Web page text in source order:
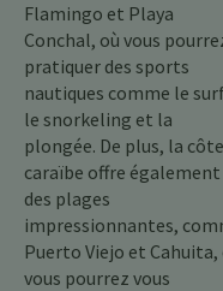
Flamingo et Playa
Conchal, où vous
pratiquer des sports
nautiques comme le
le snorkeling et la
plongée. De plus, la côte
caraïbe offre également
des plages
impressionnantes,
Puerto Viejo et Cahuita,
vous pourrez vous